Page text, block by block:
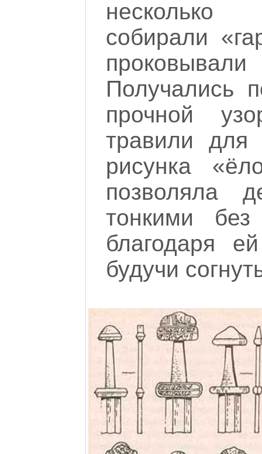
несколько
собирали
Получались
прочной
травили для
рисунка
позволяла
тонкими
благодаря
будучи